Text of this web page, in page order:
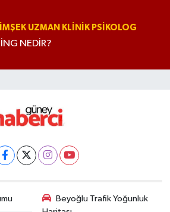
UZMAN KLINIK PSIKOLOG
NEDİR?
Beyoğlu Trafik Yoğunluk